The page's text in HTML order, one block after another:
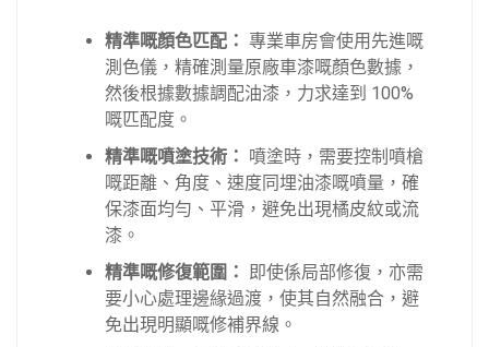
精準嘅顏色匹配： 專業車房會使用先進嘅
測色儀，精確測量原廠車漆嘅顏色數據，
然後根據數據調配油漆，力求達到 100%
嘅匹配度。
精準嘅噴塗技術： 噴塗時，需要控制噴槍
嘅距離、角度、速度同埋油漆嘅噴量，確
保漆面均勻、平滑，避免出現橘皮紋或流
漆。
精準嘅修復範圍： 即使係局部修復，亦需
要小心處理邊緣過渡，使其自然融合，避
免出現明顯嘅修補界線。